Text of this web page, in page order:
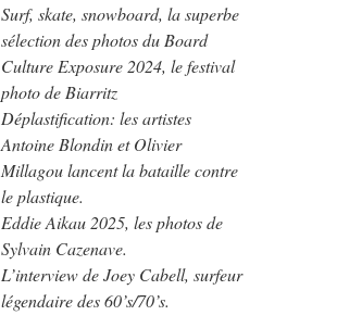
Surf, skate, snowboard, la superbe
sélection des photos du Board
Culture Exposure 2024, le festival
photo de Biarritz
Déplastification: les artistes
Antoine Blondin et Olivier
Millagou lancent la bataille contre
le plastique.
Eddie Aikau 2025, les photos de
Sylvain Cazenave.
L’interview de Joey Cabell, surfeur
légendaire des 60’s/70’s.